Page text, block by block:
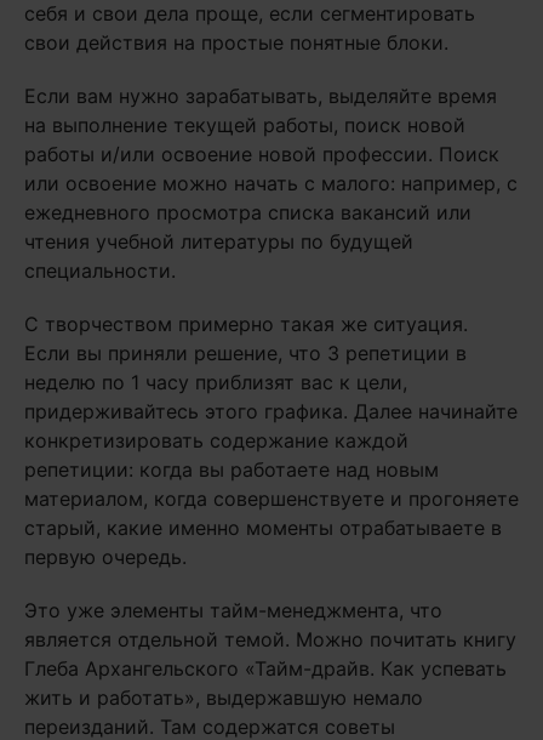
себя и свои дела проще, если сегментировать
свои действия на простые понятные блоки.
Если вам нужно зарабатывать, выделяйте время
на выполнение текущей работы, поиск новой
работы и/или освоение новой профессии. Поиск
или освоение можно начать с малого: например, с
ежедневного просмотра списка вакансий или
чтения учебной литературы по будущей
специальности.
С творчеством примерно такая же ситуация.
Если вы приняли решение, что 3 репетиции в
неделю по 1 часу приблизят вас к цели,
придерживайтесь этого графика. Далее начинайте
конкретизировать содержание каждой
репетиции: когда вы работаете над новым
материалом, когда совершенствуете и прогоняете
старый, какие именно моменты отрабатываете в
первую очередь.
Это уже элементы тайм-менеджмента, что
является отдельной темой. Можно почитать книгу
Глеба Архангельского «Тайм-драйв. Как успевать
жить и работать», выдержавшую немало
переизданий. Там содержатся советы